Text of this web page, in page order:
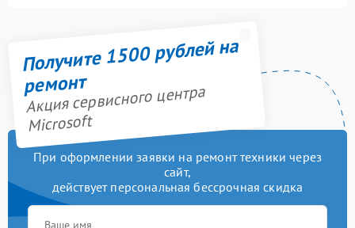
Получите 1500 рублей на
ремонт
Акция сервисного центра
Microsoft
При оформлении заявки на ремонт техники через
сайт,
действует персональная бессрочная скидка